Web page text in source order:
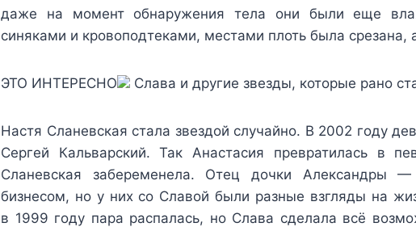
даже на момент обнаружения тела они были еще
синяками и кровоподтеками, местами плоть была срезана,
ЭТО ИНТЕРЕСНО Слава и другие звезды, которые рано
Настя Сланевская стала звездой случайно. В 2002 году
Сергей Кальварский. Так Анастасия превратилась в
Сланевская забеременела. Отец дочки Александры —
бизнесом, но у них со Славой были разные взгляды на
в 1999 году пара распалась, но Слава сделала всё